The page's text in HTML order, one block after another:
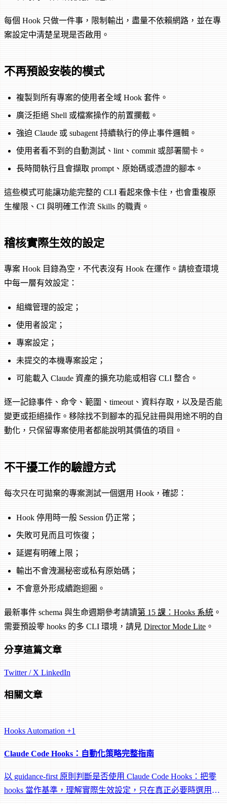
每個 Hook 只做一件事，限制輸出，盡量不依賴網路，並在專
案設定中清楚呈現是否啟用。
不再預設安裝的模式
複製到所有專案的使用者全域 Hook 套件。
廣泛拒絕 Shell 或檔案操作的前置攔截。
強迫 Claude 或 subagent 持續執行的停止事件邏輯。
使用者看不到的自動測試、lint、commit 或部署關卡。
長時間執行且會擷取 prompt、原始碼或憑證的腳本。
這些模式可能讓功能完整的 CLI 看起來像卡住，也會重複原
生權限、CI 與明確工作流 Skills 的職責。
稽核實際生效的設定
專案 Hook 目錄為空，不代表沒有 Hook 在運作。請檢查環境
中每一層有效設定：
組織管理的設定；
使用者設定；
專案設定；
未提交的本機專案設定；
可能載入 Claude 資產的擴充功能或相容 CLI 整合。
逐一記錄事件、命令、範圍、timeout、資料存取，以及是否能
變更或拒絕操作。移除找不到腳本的孤兒註冊與用途不明的自
動化，只保留專案使用者都能說明其價值的項目。
不干擾工作的驗證方式
每次只在可拋棄的專案測試一個選用 Hook，確認：
Hook 停用時一般 Session 仍正常；
失敗可見而且可恢復；
延遲有明確上限；
輸出不會洩漏秘密或私有原始碼；
不會意外形成續跑迴圈。
最新事件 schema 與生命週期參考請讀第 15 課：Hooks 系統 。
需要預設零 hooks 的多 CLI 環境，請見 Director Mode Lite 。
分享這篇文章
Twitter / X LinkedIn
相關文章
Hooks Automation +1
Claude Code Hooks：自動化策略完整指南
以 guidance-first 原則判斷是否使用 Claude Code Hooks：把零
hooks 當作基準，理解實際生效設定，只在真正必要時選用小